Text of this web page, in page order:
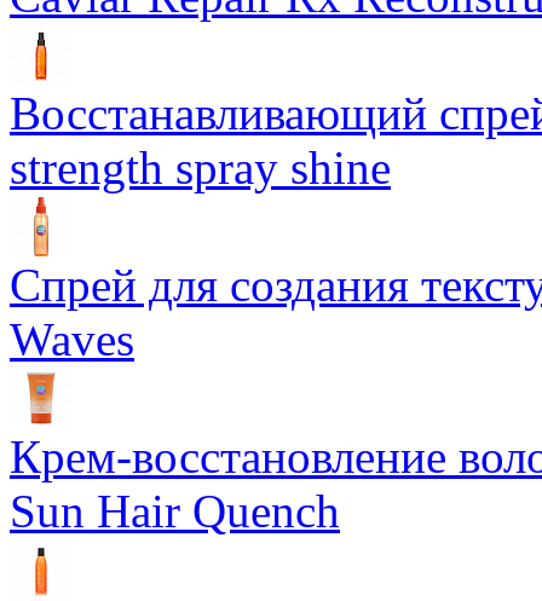
Восстанавливающий
strength spray shine
Спрей для создания
Waves
Крем-восстановление
Sun Hair Quench